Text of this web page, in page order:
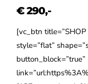
€ 290,-
[vc_btn
style=”flat”
button_block=”true”